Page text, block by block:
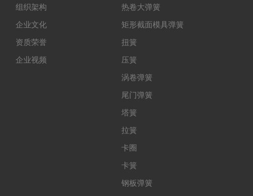
组织架构
企业文化
资质荣誉
企业视频
热卷大弹簧
矩形截面模具弹簧
扭簧
压簧
涡卷弹簧
尾门弹簧
塔簧
拉簧
卡圈
卡簧
钢板弹簧